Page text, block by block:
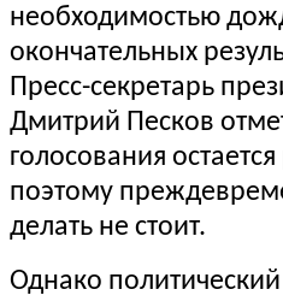
необходимостью
окончательных
Пресс-секретарь
Дмитрий Песков
голосования
поэтому
делать не стоит.
Однако политический